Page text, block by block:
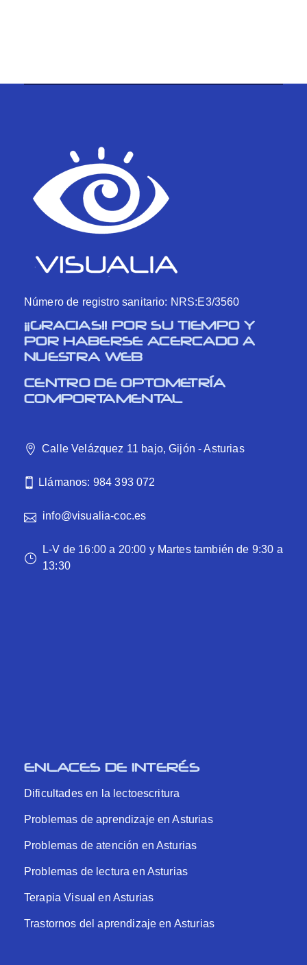
Número de registro sanitario: NRS:E3/3560
¡¡GRACIAS!! POR SU TIEMPO Y
POR HABERSE ACERCADO A
NUESTRA WEB
CENTRO DE OPTOMETRÍA
COMPORTAMENTAL
Calle Velázquez 11 bajo, Gijón - Asturias
Llámanos: 984 393 072
info@visualia-coc.es
L-V de 16:00 a 20:00 y Martes también de 9:30 a
13:30
ENLACES DE INTERÉS
Dificultades en la lectoescritura
Problemas de aprendizaje en Asturias
Problemas de atención en Asturias
Problemas de lectura en Asturias
Terapia Visual en Asturias
Trastornos del aprendizaje en Asturias